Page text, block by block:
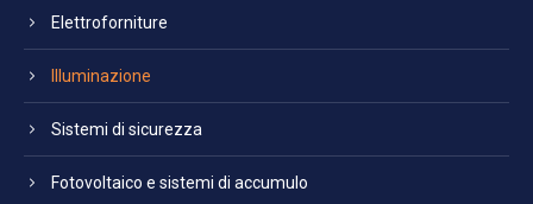
Elettroforniture
Illuminazione
Sistemi di sicurezza
Fotovoltaico e sistemi di accumulo